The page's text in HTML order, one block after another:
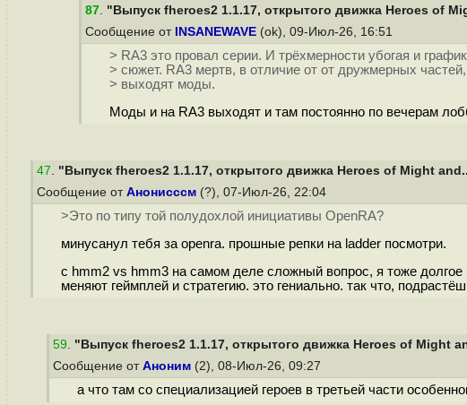
87. "Выпуск fheroes2 1.1.17, открытого движка Heroes of
Сообщение от INSANEWAVE (ok), 09-Июл-26, 16:51
> RA3 это провал серии. И трёхмерности убогая и
> сюжет. RA3 мертв, в отличие от от дружмерных
> выходят моды.
Моды и на RA3 выходят и там постоянно по вечерам
47. "Выпуск fheroes2 1.1.17, открытого движка Heroes of Might
Сообщение от Анонисссм (?), 07-Июл-26, 22:04
>Это по типу той полудохлой инициативы OpenRA?
минусанул тебя за openra. прошные репки на ladder посмотри.
с hmm2 vs hmm3 на самом деле сложный вопрос, я тоже
меняют геймплей и стратегию. это гениально. так что,
59. "Выпуск fheroes2 1.1.17, открытого движка Heroes of Might
Сообщение от Аноним (2), 08-Июл-26, 09:27
а что там со специализацией героев в третьей части